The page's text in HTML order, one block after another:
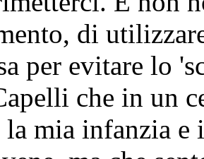
di
per evitare lo
che in un
mia infanzia e